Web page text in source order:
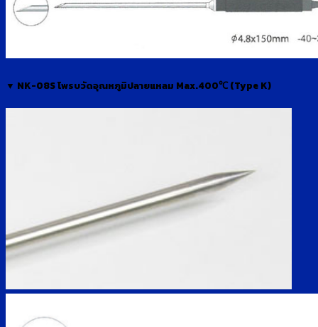
▼ NK-08S โพรบวัดอุณหภูมิปลายแหลม Max.400℃ (Type K)